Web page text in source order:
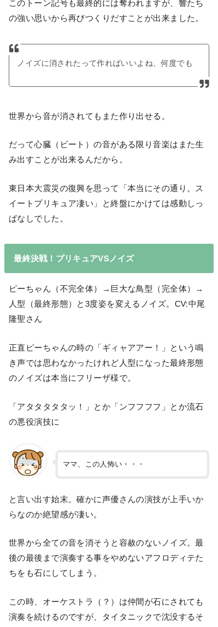
このトーン記号も最終的には奪われますが、響たち
の強い思いから再びつくりだすことが出来ました。
ノイズに消されたって作ればいいよね、何度でも
世界から音が消されてもまた作り出せる。
だって心臓（ビート）の音がある限り音楽はまた生
み出すことが出来るんだから。
東日本大震災の復興を思って「本当にその通り。ス
イートプリキュア凄い」と終盤にかけては感動しっ
ぱなしでした。
最終決戦！プリキュアVSノイズ
ピーちゃん（不完全体）→巨大な鳥型（完全体）→
人型（最終形態）と3度姿を変えるノイズ。CV:中尾
隆聖さん
正直ピーちゃんの時の「ギィャアアー！」という鳴
き声では思わなかったけれど人型になった最終形態
のノイズは本当にフリーザ様で。
「アタタタタタッ！」とか「ンフフフフ」とか流石
の悪役演技に
ママ、この人怖い・・・
と言い出す始末。確かに声優さんの演技が上手いか
らなのか絶望感が凄い。
世界から全ての音を消そうと容赦のないノイズ。最
後の最後まで演奏する事をやめないアフロディテた
ちをも石にしてしまう。
この時、オーケストラ（？）は仲間が石にされても
演奏を続けるのですが、タイタニックで沈没するそ